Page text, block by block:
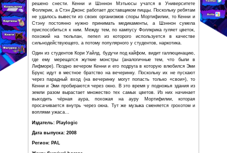
МАГАЗИНЕ
CONSOLESSHOP
героев имеет всё те же какие-то навыки,
которые, в отличие от первой части,
здесь превращаются в целые мини-игры.
Но в то же время каждый из героев
обладает только каким-то конкретным
Сюжет игры напрямую продолжает первую часть.
Старшую Школу Лифмор, которая не подлежала
решено снести. Кенни и Шэннон Мэтьюсы учатся
Фоллкрик, а Стэн Джонс работает доставщиком пиццы.
не удалось вывести из своих организмов споры
Стэну постоянно нужно принимать медикаменты, а
приспособиться к ним. Между тем, по кампусу